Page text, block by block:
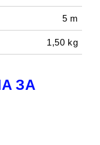
5 m
1,50 kg
ЗА